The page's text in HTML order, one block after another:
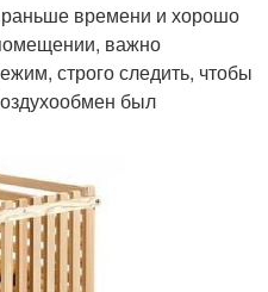
времени и хорошо
важно
строго следить, чтобы
был